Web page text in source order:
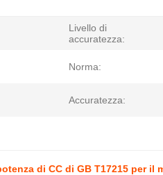
Livello di
accuratezza:
Norma:
Accuratezza:
di CC di GB T17215 per il